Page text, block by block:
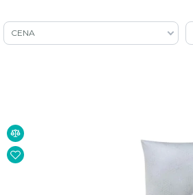
CENA